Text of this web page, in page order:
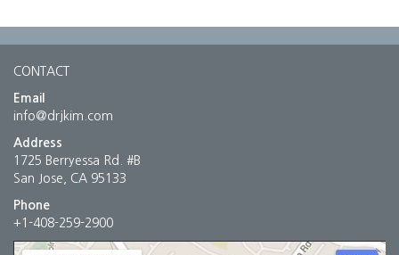
CONTACT
Email
info@drjkim.com
Address
1725 Berryessa Rd. #B
San Jose, CA 95133
Phone
+1-408-259-2900